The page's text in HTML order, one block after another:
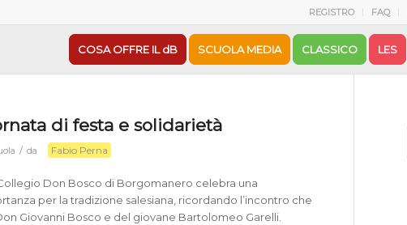
REGISTRO FAQ
COSA OFFRE IL dB SCUOLA MEDIA CLASSICO LES
di festa e solidarietà
/ da Fabio Perna
Don Bosco di Borgomanero celebra una
per la tradizione salesiana, ricordando l’incontro che
Giovanni Bosco e del giovane Bartolomeo Garelli.